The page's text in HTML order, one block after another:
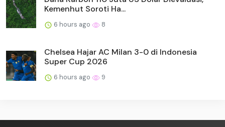
Kemenhut Soroti Ha...
6 hours ago 8
Chelsea Hajar AC Milan 3-0 di Indonesia
Super Cup 2026
6 hours ago 9